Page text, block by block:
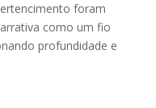
foram
como um fio
profundidade e